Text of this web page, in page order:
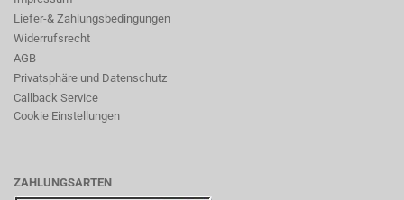
Liefer-& Zahlungsbedingungen
Widerrufsrecht
AGB
Privatsphäre und Datenschutz
Callback Service
Cookie Einstellungen
ZAHLUNGSARTEN